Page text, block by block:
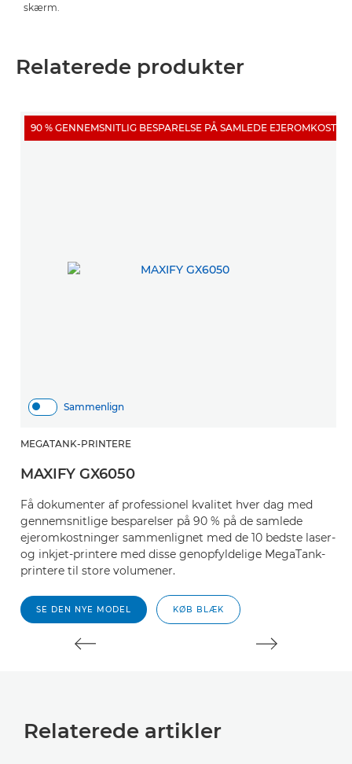
skærm.
Relaterede produkter
Sammenlign
90 % GENNEMSNITLIG BESPARELSE PÅ SAMLEDE
MEGATANK-PRINTERE
MAXIFY GX6050
Få dokumenter af professionel kvalitet hver dag med
gennemsnitlige besparelser på 90 % på de samlede
ejeromkostninger sammenlignet med de 10 bedste laser-
og inkjet-printere med disse genopfyldelige MegaTank-
printere til store volumener.
SE DEN NYE MODEL KØB BLÆK
Relaterede artikler